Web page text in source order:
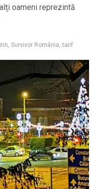
oameni reprezintă
, Survivor România,tarif